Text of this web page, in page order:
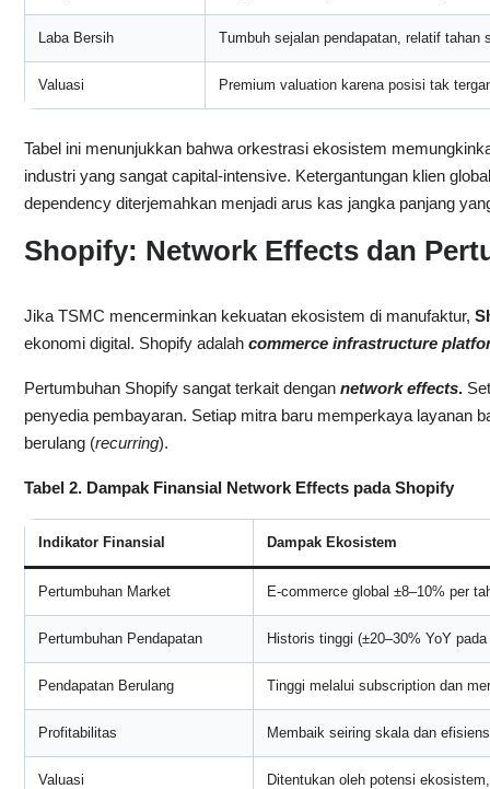
Laba Bersih Tumbuh sejalan pendapatan, relatif tahan
Valuasi Premium valuation karena posisi tak
Tabel ini menunjukkan bahwa orkestrasi ekosistem
industri yang sangat capital-intensive. Ketergantungan klien
dependency diterjemahkan menjadi arus kas jangka panjang
Shopify: Network Effects dan
Jika TSMC mencerminkan kekuatan ekosistem di manufaktur,
ekonomi digital. Shopify adalah commerce infrastructure
Pertumbuhan Shopify sangat terkait dengan network effects.
penyedia pembayaran. Setiap mitra baru memperkaya layanan
berulang (recurring).
Tabel 2. Dampak Finansial Network Effects pada Shopify
Indikator Finansial Dampak Ekosistem
Pertumbuhan Market E-commerce global ±8–10% per
Pertumbuhan Pendapatan Historis tinggi (±20–30% YoY
Pendapatan Berulang Tinggi melalui subscription dan
Profitabilitas Membaik seiring skala dan
Valuasi Ditentukan oleh potensi